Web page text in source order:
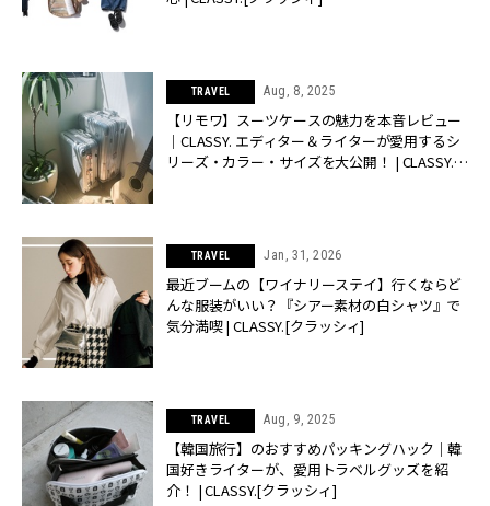
TRAVEL Aug, 8, 2025
【リモワ】スーツケースの魅力を本音レビュー
｜CLASSY. エディター＆ライターが愛用するシ
リーズ・カラー・サイズを大公開！ | CLASSY.
TRAVEL Jan, 31, 2026
最近ブームの【ワイナリーステイ】行くならど
んな服装がいい？『シアー素材の白シャツ』で
気分満喫 | CLASSY.[クラッシィ]
TRAVEL Aug, 9, 2025
【韓国旅行】のおすすめパッキングハック｜韓
国好きライターが、愛用トラベルグッズを紹
介！ | CLASSY.[クラッシィ]